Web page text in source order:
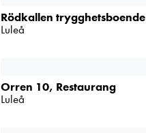
Rödkallen trygghetsboende
Luleå
Orren 10, Restaurang
Luleå